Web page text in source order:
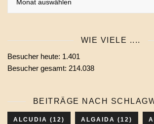
wählen
WIE VIELE ....
Besucher heute: 1.401
Besucher gesamt: 214.038
BEITRÄGE NACH
ALCUDIA (12) ALGAIDA (12)